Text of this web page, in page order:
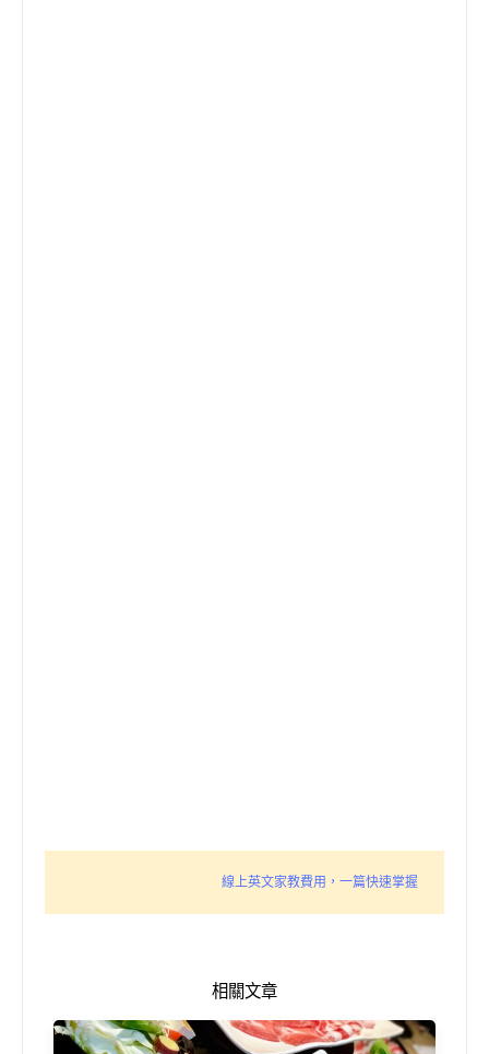
線上英文家教費用，一篇快速掌握
相關文章